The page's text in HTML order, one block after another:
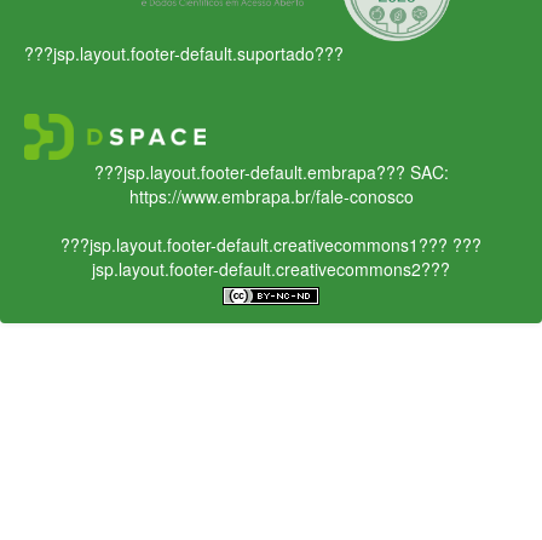
???jsp.layout.footer-default.suportado???
???jsp.layout.footer-default.embrapa??? SAC:
https://www.embrapa.br/fale-conosco
???jsp.layout.footer-default.creativecommons1??? ???
jsp.layout.footer-default.creativecommons2???